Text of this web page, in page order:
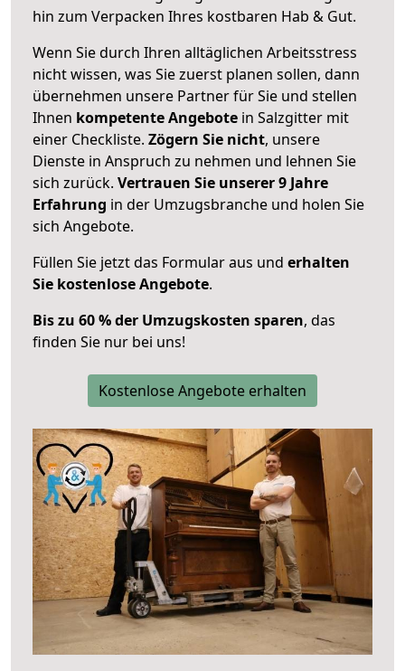
hin zum Verpacken Ihres kostbaren Hab & Gut.
Wenn Sie durch Ihren alltäglichen Arbeitsstress
nicht wissen, was Sie zuerst planen sollen, dann
übernehmen unsere Partner für Sie und stellen
Ihnen kompetente Angebote in Salzgitter mit
einer Checkliste. Zögern Sie nicht, unsere
Dienste in Anspruch zu nehmen und lehnen Sie
sich zurück. Vertrauen Sie unserer 9 Jahre
Erfahrung in der Umzugsbranche und holen Sie
sich Angebote.
Füllen Sie jetzt das Formular aus und erhalten
Sie kostenlose Angebote.
Bis zu 60 % der Umzugskosten sparen, das
finden Sie nur bei uns!
Kostenlose Angebote erhalten